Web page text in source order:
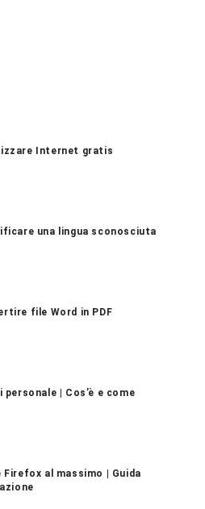
Internet gratis
una lingua sconosciuta
file Word in PDF
personale | Cos’è e come
Firefox al massimo | Guida